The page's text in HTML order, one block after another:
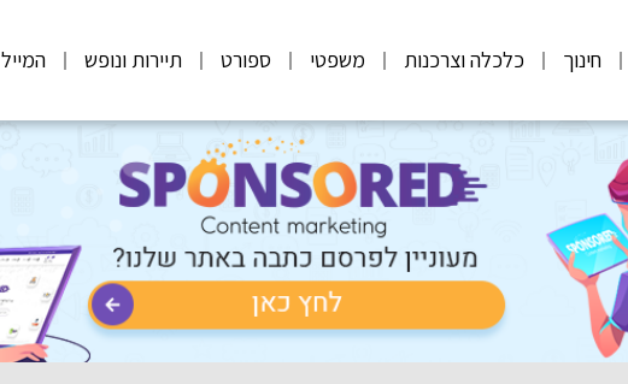
חינוך כלכלה וצרכנות משפטי ספורט תיירות ונופש